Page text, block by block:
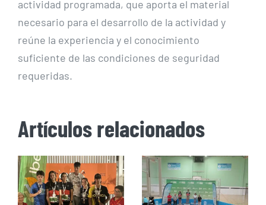
actividad programada, que aporta el material
necesario para el desarrollo de la actividad y
reúne la experiencia y el conocimiento
suficiente de las condiciones de seguridad
requeridas.
Artículos relacionados